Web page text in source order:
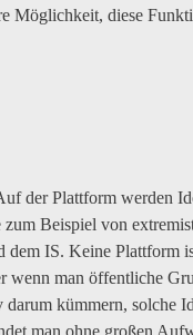
Möglichkeit, diese
der Plattform werden
Beispiel von
dem IS. Keine Plattform
wenn man öffentliche
kümmern, solche